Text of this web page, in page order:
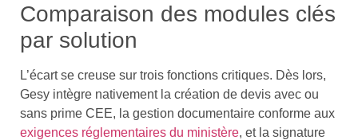
Comparaison des modules clés
par solution
L’écart se creuse sur trois fonctions critiques. Dès lors,
Gesy intègre nativement la création de devis avec ou
sans prime CEE, la gestion documentaire conforme aux
exigences réglementaires du ministère, et la signature